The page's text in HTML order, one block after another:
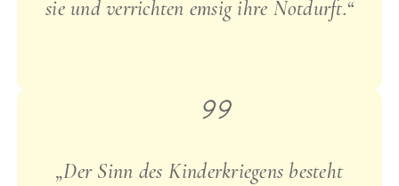
sie und verrichten emsig ihre Notdurft.“
„Der Sinn des Kinderkriegens besteht